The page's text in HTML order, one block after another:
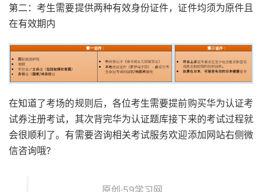
第二：考生需要提供两种有效身份证件，证件均须为原件且
在有效期内
在知道了考场的规则后，各位考生需要提前购买华为认证考
试券注册考试，其次背完华为认证题库接下来的考试过程就
会很顺利了。有需要咨询相关考试服务欢迎添加网站右侧微
信咨询哦?
原创·59学习网